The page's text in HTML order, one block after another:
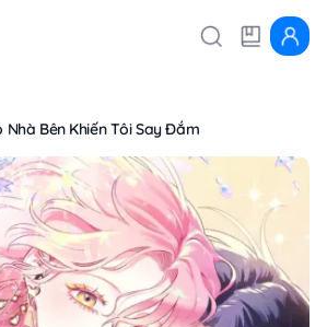
Nhà Bên Khiến Tôi Say Đắm